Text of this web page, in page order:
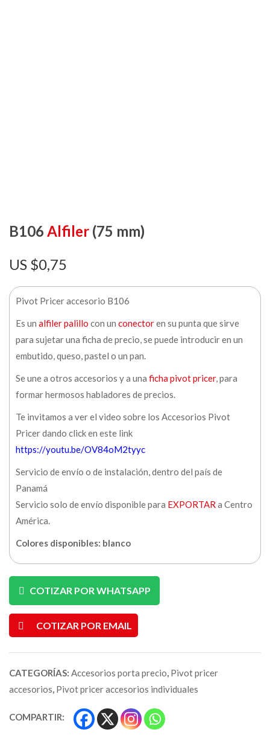
B106 Alfiler (75 mm)
$0,75
Pivot Pricer accesorio B106
Es un alfiler palillo con un conectoren su punta que sirve
para sujetar una ficha de precio, se puede introducir en un
embutido, queso, pastel o un pan.
Se une a otros accesorios y a una ficha pivot pricer, para
formar hermosos habladores de precios.
Te invitamos a ver el video sobre los Accesorios Pivot
Pricer dando click en este link
https://youtu.be/OV84oM2tyyc
Servicio de envío o de instalación, dentro del país de
Panamá
Servicio solo de envío disponible para EXPORTAR a Centro
América.
Colores disponibles: blanco
COTIZAR POR WHATSAPP
COTIZAR POR EMAIL
CATEGORÍAS: Accesorios porta precio, Pivot pricer
accesorios, Pivot pricer accesorios individuales
COMPARTIR: